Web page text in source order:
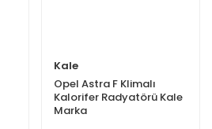
Kale
Opel Astra F Klimalı
Kalorifer Radyatörü Kale
Marka